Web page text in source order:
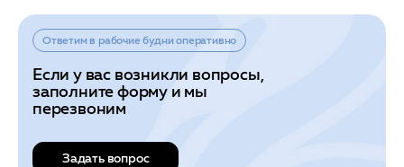
Ответим в рабочие будни оперативно
Если у вас возникли вопросы,
заполните форму и мы
перезвоним
Задать вопрос